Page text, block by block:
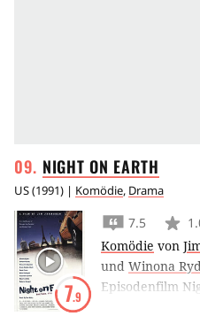
NIGHT ON EARTH
US(1991) | Komödie, Drama
7.9
7.5
Komödie von
und Winona
Episodenfilm
Müller-Stahl,